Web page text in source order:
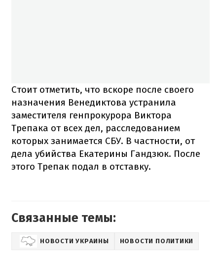
Стоит отметить, что вскоре после своего
назначения Венедиктова устранила
заместителя генпрокурора Виктора
Трепака от всех дел, расследованием
которых занимается СБУ. В частности, от
дела убийства Екатерины Гандзюк. После
этого Трепак подал в отставку.
Связанные темы:
НОВОСТИ УКРАИНЫ НОВОСТИ ПОЛИТИКИ